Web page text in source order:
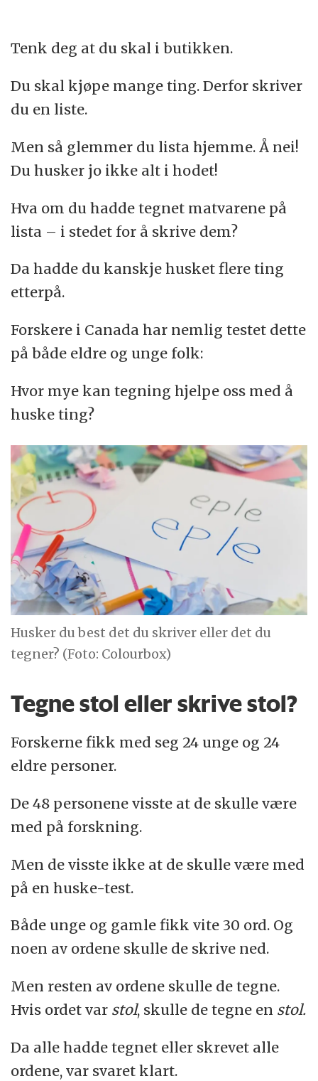
Tenk deg at du skal i butikken.
Du skal kjøpe mange ting. Derfor skriver
du en liste.
Men så glemmer du lista hjemme. Å nei!
Du husker jo ikke alt i hodet!
Hva om du hadde tegnet matvarene på
lista – i stedet for å skrive dem?
Da hadde du kanskje husket flere ting
etterpå.
Forskere i Canada har nemlig testet dette
på både eldre og unge folk:
Hvor mye kan tegning hjelpe oss med å
huske ting?
Husker du best det du skriver eller det du
tegner? (Foto: Colourbox)
Tegne stol eller skrive stol?
Forskerne fikk med seg 24 unge og 24
eldre personer.
De 48 personene visste at de skulle være
med på forskning.
Men de visste ikke at de skulle være med
på en huske-test.
Både unge og gamle fikk vite 30 ord. Og
noen av ordene skulle de skrive ned.
Men resten av ordene skulle de tegne.
Hvis ordet var stol, skulle de tegne en stol.
Da alle hadde tegnet eller skrevet alle
ordene, var svaret klart.